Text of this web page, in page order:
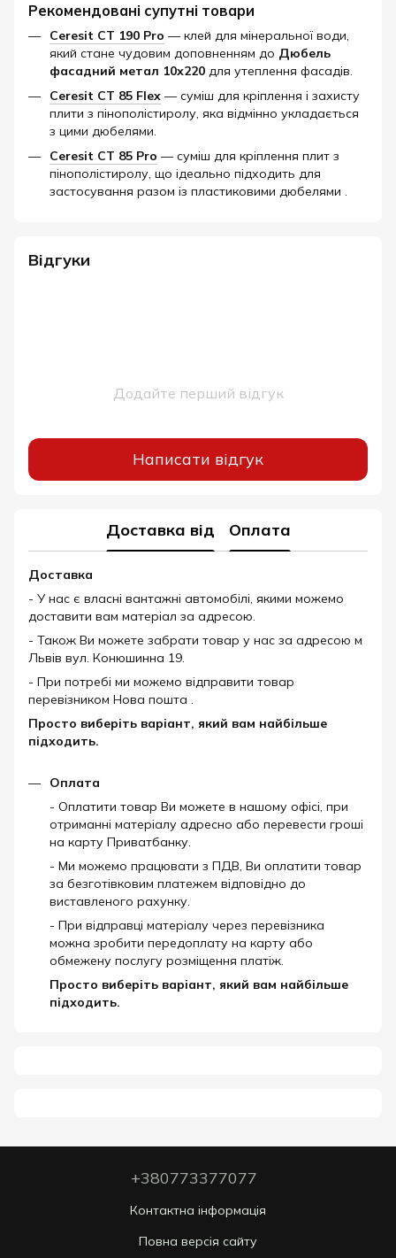
Рекомендовані супутні товари
Ceresit CT 190 Pro — клей для мінеральної води,
який стане чудовим доповненням до Дюбель
фасадний метал 10х220 для утеплення фасадів.
Ceresit CT 85 Flex — суміш для кріплення і захисту
плити з пінополістиролу, яка відмінно укладається
з цими дюбелями.
Ceresit СТ 85 Pro — суміш для кріплення плит з
пінополістиролу, що ідеально підходить для
застосування разом із пластиковими дюбелями .
Відгуки
Додайте перший відгук
Написати відгук
Доставка від Оплата
Доставка
- У нас є власні вантажні автомобілі, якими можемо
доставити вам матеріал за адресою.
- Також Ви можете забрати товар у нас за адресою м
Львів вул. Конюшинна 19.
- При потребі ми можемо відправити товар
перевізником Нова пошта .
Просто виберіть варіант, який вам найбільше
підходить.
Оплата
- Оплатити товар Ви можете в нашому офісі, при
отриманні матеріалу адресно або перевести гроші
на карту Приватбанку.
- Ми можемо працювати з ПДВ, Ви оплатити товар
за безготівковим платежем відповідно до
виставленого рахунку.
- При відправці матеріалу через перевізника
можна зробити передоплату на карту або
обмежену послугу розміщення платіж.
Просто виберіть варіант, який вам найбільше
підходить.
+380773377077
Контактна інформація
Повна версія сайту